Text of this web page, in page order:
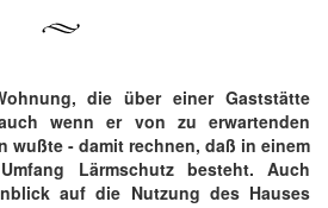
die über einer Gaststätte
wenn er von zu erwartenden
wußte - damit rechnen, daß in einem
Lärmschutz besteht. Auch
auf die Nutzung des Hauses